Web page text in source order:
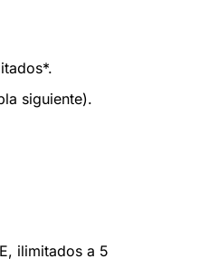
siguiente).
ilimitados a 5